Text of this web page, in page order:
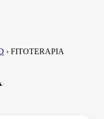
› FITOTERAPIA